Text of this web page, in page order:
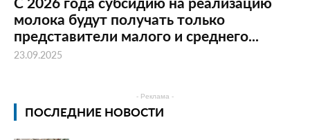
молока будут получать только
представители малого и среднего...
23.09.2025
- Реклама -
ПОСЛЕДНИЕ НОВОСТИ